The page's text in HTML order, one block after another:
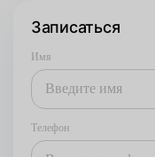
Записаться
Имя
Телефон